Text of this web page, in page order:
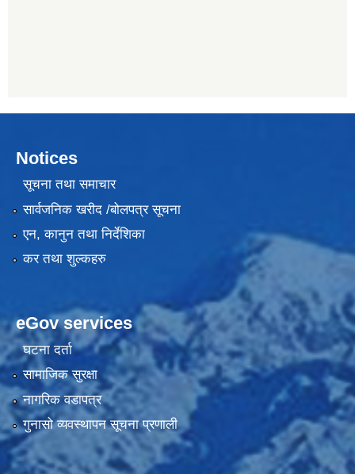
Notices
सूचना तथा समाचार
सार्वजनिक खरीद /बोलपत्र सूचना
एन, कानुन तथा निर्देशिका
कर तथा शुल्कहरु
eGov services
घटना दर्ता
सामाजिक सुरक्षा
नागरिक वडापत्र
गुनासो व्यवस्थापन सूचना प्रणाली